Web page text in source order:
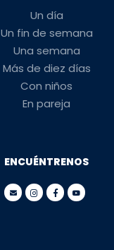
Un día
Un fin de semana
Una semana
Más de diez días
Con niños
En pareja
ENCUÉNTRENOS